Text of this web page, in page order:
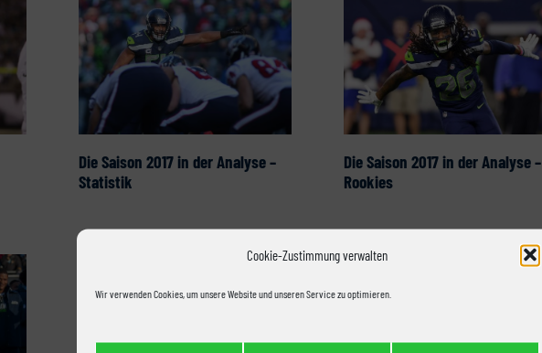
Cookie-Zustimmung verwalten
Wir verwenden Cookies, um unsere Website und unseren Service zu optimieren.
Die Saison 2017 in der Analyse –
Statistik
Die Saison 2017 in der Analyse –
Rookies